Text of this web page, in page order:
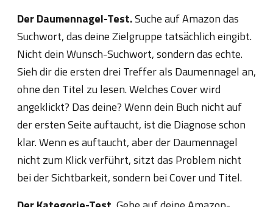
Der Daumennagel-Test.Suche auf Amazon das
Suchwort, das deine Zielgruppe tatsächlich eingibt.
Nicht dein Wunsch-Suchwort, sondern das echte.
Sieh dir die ersten drei Treffer als Daumennagel an,
ohne den Titel zu lesen. Welches Cover wird
angeklickt? Das deine? Wenn dein Buch nicht auf
der ersten Seite auftaucht, ist die Diagnose schon
klar. Wenn es auftaucht, aber der Daumennagel
nicht zum Klick verführt, sitzt das Problem nicht
bei der Sichtbarkeit, sondern bei Cover und Titel.